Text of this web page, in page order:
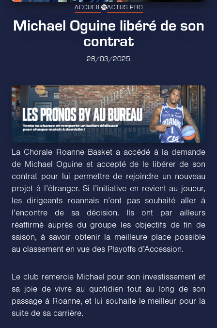
ACCUEIL ACTUS PRO
Michael Oguine libéré de son
contrat
28/03/2025
La Chorale Roanne Basket a accédé à la demande
de Michael Oguine et accepté de le libérer de son
contrat pour lui permettre de rejoindre un nouveau
projet à l’étranger. Si l’initiative en revient au joueur,
les dirigeants roannais n’ont pas souhaité aller à
l’encontre de sa décision. Ils ont par ailleurs
réaffirmé auprès du groupe les objectifs de fin de
saison, à savoir obtenir la meilleure place possible
au classement en vue des Playoffs d’Accession.
Le club remercie Michael pour son investissement et
sa joie de vivre au quotidien tout au long de son
passage à Roanne, et lui souhaite le meilleur pour la
suite de sa carrière.